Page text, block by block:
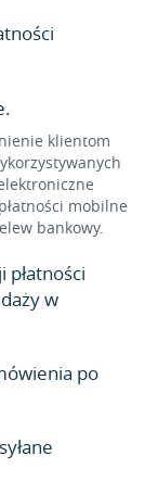
klientom
mobilne
bankowy.
płatności
w
po